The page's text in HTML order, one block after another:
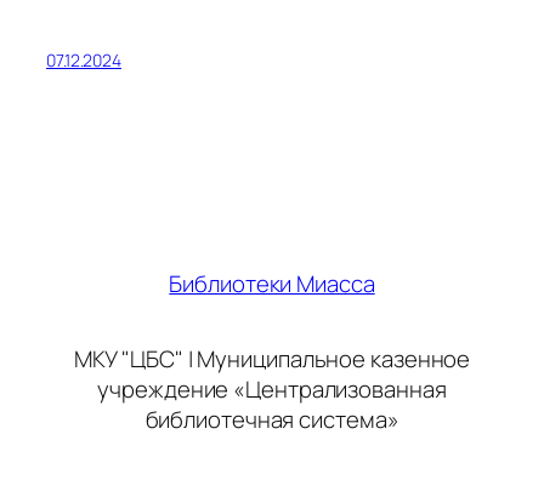
07.12.2024
Библиотеки Миасса
МКУ "ЦБС" | Муниципальное казенное
учреждение «Централизованная
библиотечная система»